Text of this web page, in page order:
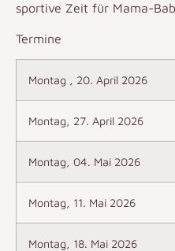
sportive Zeit für Mama-
Termine
Montag , 20. April 2026
Montag, 27. April 2026
Montag, 04. Mai 2026
Montag, 11. Mai 2026
Montag, 18. Mai 2026